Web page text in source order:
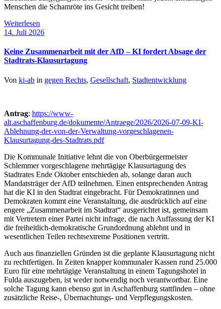
Menschen die Schamröte ins Gesicht treiben!
Weiterlesen
14. Juli 2026
Keine Zusammenarbeit mit der AfD – KI fordert Absage der
Stadtrats-Klausurtagung
Von ki-ab in gegen Rechts, Gesellschaft, Stadtentwicklung
Antrag: https://www-
alt.aschaffenburg.de/dokumente/Antraege/2026/2026-07-09-KI-
Ablehnung-der-von-der-Verwaltung-vorgeschlagenen-
Klausurtagung-des-Stadtrats.pdf
Die Kommunale Initiative lehnt die von Oberbürgermeister
Schlemmer vorgeschlagene mehrtägige Klausurtagung des
Stadtrates Ende Oktober entschieden ab, solange daran auch
Mandatsträger der AfD teilnehmen. Einen entsprechenden Antrag
hat die KI in den Stadtrat eingebracht. Für Demokratinnen und
Demokraten kommt eine Veranstaltung, die ausdrücklich auf eine
engere „Zusammenarbeit im Stadtrat“ ausgerichtet ist, gemeinsam
mit Vertretern einer Partei nicht infrage, die nach Auffassung der KI
die freiheitlich-demokratische Grundordnung ablehnt und in
wesentlichen Teilen rechtsextreme Positionen vertritt.
Auch aus finanziellen Gründen ist die geplante Klausurtagung nicht
zu rechtfertigen. In Zeiten knapper kommunaler Kassen rund 25.000
Euro für eine mehrtägige Veranstaltung in einem Tagungshotel in
Fulda auszugeben, ist weder notwendig noch verantwortbar. Eine
solche Tagung kann ebenso gut in Aschaffenburg stattfinden – ohne
zusätzliche Reise-, Übernachtungs- und Verpflegungskosten.